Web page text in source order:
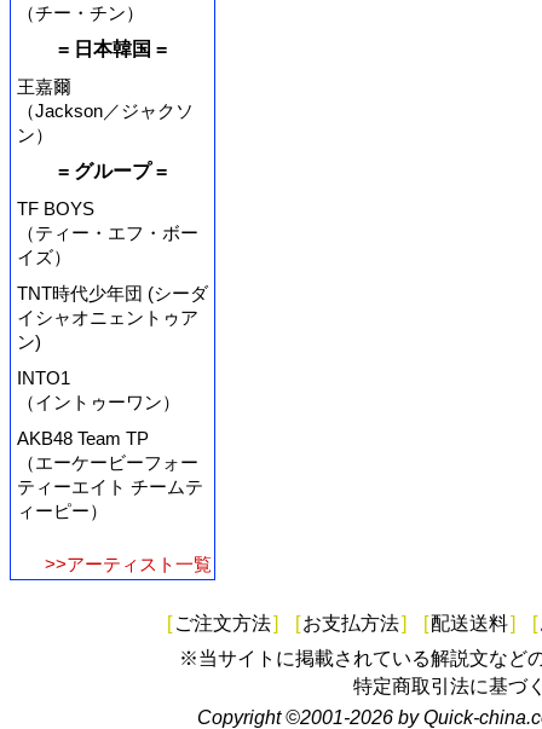
（チー・チン）
= 日本韓国 =
王嘉爾
（Jackson／ジャクソ
ン）
= グループ =
TF BOYS
（ティー・エフ・ボー
イズ）
TNT時代少年団 (シーダ
イシャオニェントゥア
ン)
INTO1
（イントゥーワン）
AKB48 Team TP
（エーケービーフォー
ティーエイト チームテ
ィーピー）
>>アーティスト一覧
[ ご注文方法] [お支払方法] [配送送料] [
※当サイトに掲載されている解説文など
特定商取引法に基づ
Copyright ©2001-2026 by Quick-